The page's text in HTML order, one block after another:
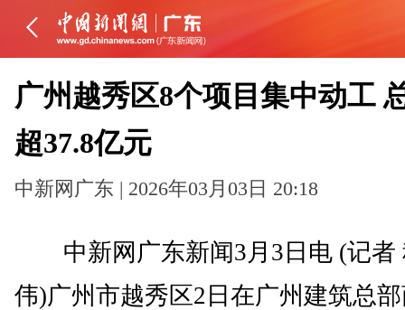
广州越秀区8个项目集中动工
超37.8亿元
中新网广东 | 2026年03月03日 20:18
中新网广东新闻3月3日电 (记者
伟)广州市越秀区2日在广州建筑总